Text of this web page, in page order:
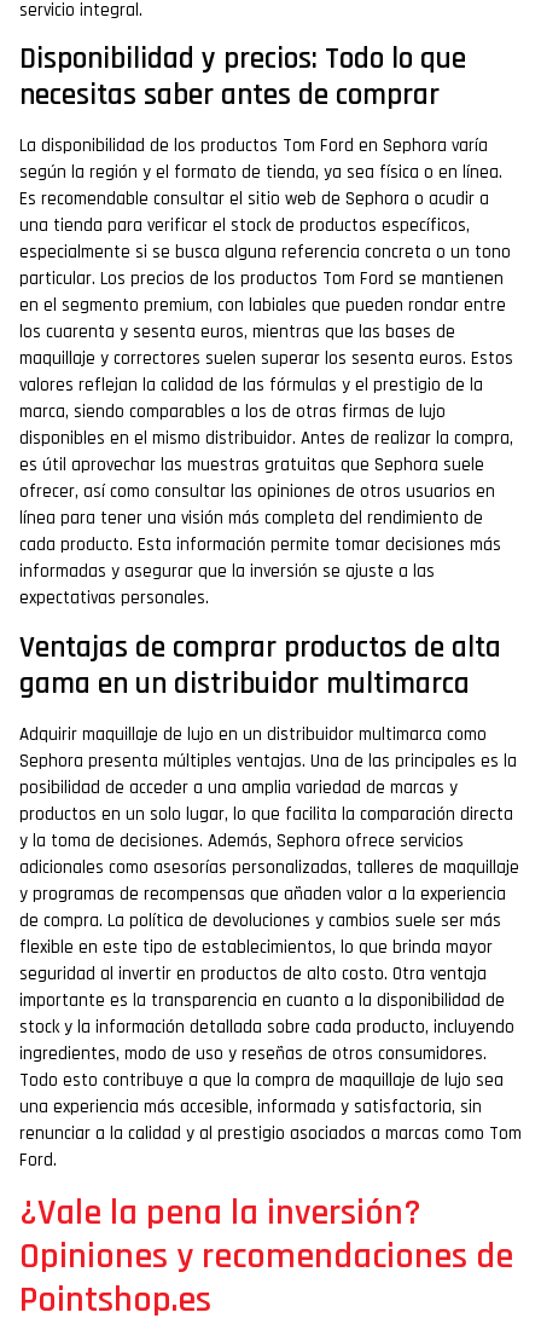
servicio integral.
Disponibilidad y precios: Todo lo que
necesitas saber antes de comprar
La disponibilidad de los productos Tom Ford en Sephora varía
según la región y el formato de tienda, ya sea física o en línea.
Es recomendable consultar el sitio web de Sephora o acudir a
una tienda para verificar el stock de productos específicos,
especialmente si se busca alguna referencia concreta o un tono
particular. Los precios de los productos Tom Ford se mantienen
en el segmento premium, con labiales que pueden rondar entre
los cuarenta y sesenta euros, mientras que las bases de
maquillaje y correctores suelen superar los sesenta euros. Estos
valores reflejan la calidad de las fórmulas y el prestigio de la
marca, siendo comparables a los de otras firmas de lujo
disponibles en el mismo distribuidor. Antes de realizar la compra,
es útil aprovechar las muestras gratuitas que Sephora suele
ofrecer, así como consultar las opiniones de otros usuarios en
línea para tener una visión más completa del rendimiento de
cada producto. Esta información permite tomar decisiones más
informadas y asegurar que la inversión se ajuste a las
expectativas personales.
Ventajas de comprar productos de alta
gama en un distribuidor multimarca
Adquirir maquillaje de lujo en un distribuidor multimarca como
Sephora presenta múltiples ventajas. Una de las principales es la
posibilidad de acceder a una amplia variedad de marcas y
productos en un solo lugar, lo que facilita la comparación directa
y la toma de decisiones. Además, Sephora ofrece servicios
adicionales como asesorías personalizadas, talleres de maquillaje
y programas de recompensas que añaden valor a la experiencia
de compra. La política de devoluciones y cambios suele ser más
flexible en este tipo de establecimientos, lo que brinda mayor
seguridad al invertir en productos de alto costo. Otra ventaja
importante es la transparencia en cuanto a la disponibilidad de
stock y la información detallada sobre cada producto, incluyendo
ingredientes, modo de uso y reseñas de otros consumidores.
Todo esto contribuye a que la compra de maquillaje de lujo sea
una experiencia más accesible, informada y satisfactoria, sin
renunciar a la calidad y al prestigio asociados a marcas como Tom
Ford.
¿Vale la pena la inversión?
Opiniones y recomendaciones de
Pointshop.es